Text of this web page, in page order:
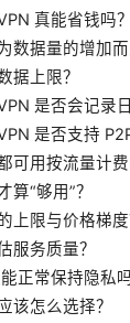
真能省钱吗？
数据量的增加而
据上限？
是否会记录日
是否支持
可用按流量计费
算“够用”？
上限与价格梯度
服务质量？
正常保持隐私吗
该怎么选择？